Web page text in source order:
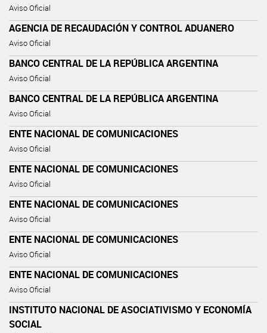
Aviso Oficial
AGENCIA DE RECAUDACIÓN Y CONTROL ADUANERO
Aviso Oficial
BANCO CENTRAL DE LA REPÚBLICA ARGENTINA
Aviso Oficial
BANCO CENTRAL DE LA REPÚBLICA ARGENTINA
Aviso Oficial
ENTE NACIONAL DE COMUNICACIONES
Aviso Oficial
ENTE NACIONAL DE COMUNICACIONES
Aviso Oficial
ENTE NACIONAL DE COMUNICACIONES
Aviso Oficial
ENTE NACIONAL DE COMUNICACIONES
Aviso Oficial
ENTE NACIONAL DE COMUNICACIONES
Aviso Oficial
INSTITUTO NACIONAL DE ASOCIATIVISMO Y ECONOMÍA
SOCIAL